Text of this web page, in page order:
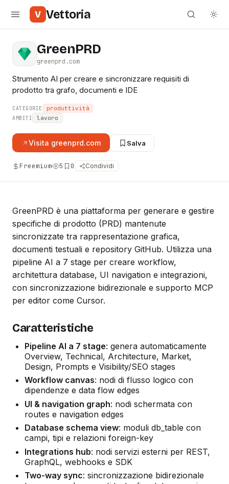
V Vettoria
GreenPRD
greenprd.com
Strumento AI per creare e sincronizzare requisiti di
prodotto tra grafo, documenti e IDE
CATEGORIE produttività
AMBITI lavoro
Visita greenprd.com Salva
Freemium 5 0 Condividi
GreenPRD è una piattaforma per generare e gestire
specifiche di prodotto (PRD) mantenute
sincronizzate tra rappresentazione grafica,
documenti testuali e repository GitHub. Utilizza una
pipeline AI a 7 stage per creare workflow,
architettura database, UI navigation e integrazioni,
con sincronizzazione bidirezionale e supporto MCP
per editor come Cursor.
Caratteristiche
Pipeline AI a 7 stage: genera automaticamente
Overview, Technical, Architecture, Market,
Design, Prompts e Visibility/SEO stages
Workflow canvas: nodi di flusso logico con
dipendenze e data flow edges
UI & navigation graph: nodi schermata con
routes e navigation edges
Database schema view: moduli db_table con
campi, tipi e relazioni foreign-key
Integrations hub: nodi servizi esterni per REST,
GraphQL, webhooks e SDK
Two-way sync: sincronizzazione bidirezionale